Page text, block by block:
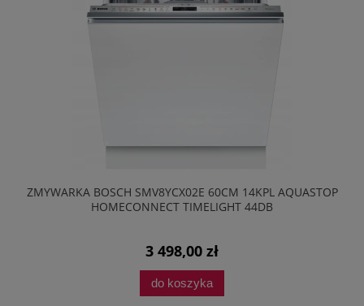
ZMYWARKA BOSCH SMV8YCX02E 60CM 14KPL AQUASTOP
HOMECONNECT TIMELIGHT 44DB
3 498,00 zł
do koszyka